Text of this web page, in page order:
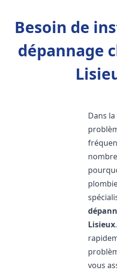
Besoin de
dépannage
Dans
Lisieux
vous